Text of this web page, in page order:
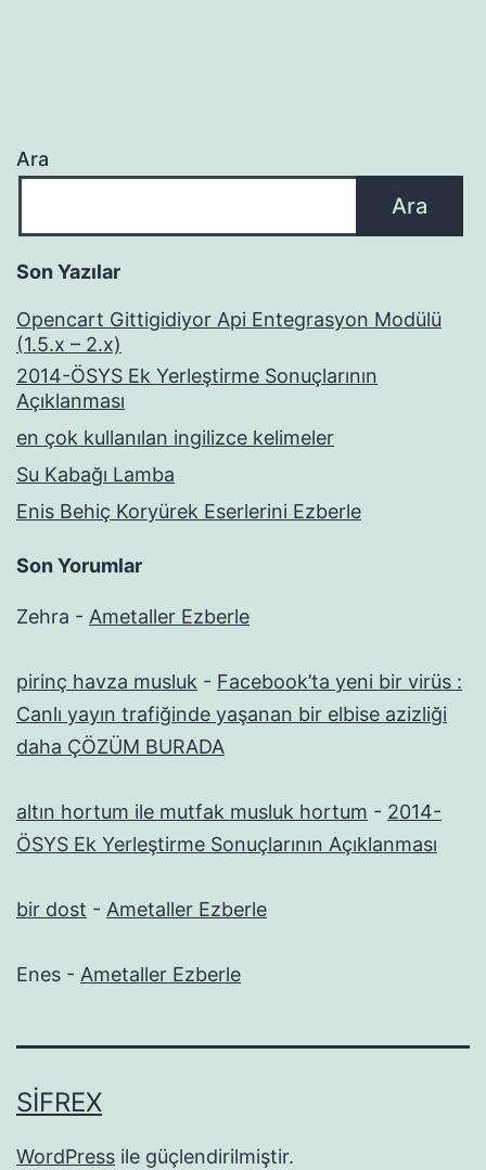
Ara
Ara
Son Yazılar
Opencart Gittigidiyor Api Entegrasyon Modülü
(1.5.x – 2.x)
2014-ÖSYS Ek Yerleştirme Sonuçlarının
Açıklanması
en çok kullanılan ingilizce kelimeler
Su Kabağı Lamba
Enis Behiç Koryürek Eserlerini Ezberle
Son Yorumlar
Zehra - Ametaller Ezberle
pirinç havza musluk - Facebook’ta yeni bir virüs :
Canlı yayın trafiğinde yaşanan bir elbise azizliği
daha ÇÖZÜM BURADA
altın hortum ile mutfak musluk hortum - 2014-
ÖSYS Ek Yerleştirme Sonuçlarının Açıklanması
bir dost - Ametaller Ezberle
Enes - Ametaller Ezberle
SIFREX
WordPress ile güçlendirilmiştir.